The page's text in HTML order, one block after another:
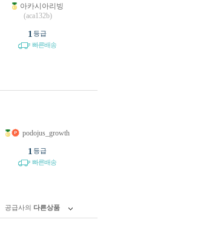
아카시아리빙
(aca132b)
1 등급
빠른배송
podojus_growth
1 등급
빠른배송
공급사의 다른상품